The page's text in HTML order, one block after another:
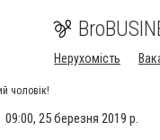
Нерухомість
чоловік!
09:00, 25 березня 2019 р.